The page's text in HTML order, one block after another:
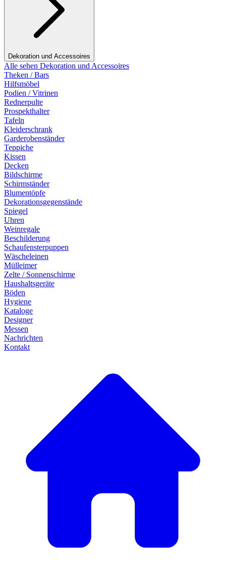
Dekoration und Accessoires
Alle sehen Dekoration und Accessoires
Theken / Bars
Hilfsmöbel
Podien / Vitrinen
Rednerpulte
Prospekthalter
Tafeln
Kleiderschrank
Garderobenständer
Teppiche
Kissen
Decken
Bildschirme
Schirmständer
Blumentöpfe
Dekorationsgegenstände
Spiegel
Uhren
Weinregale
Beschilderung
Schaufensterpuppen
Wäscheleinen
Mülleimer
Zelte / Sonnenschirme
Haushaltsgeräte
Böden
Hygiene
Kataloge
Designer
Messen
Nachrichten
Kontakt